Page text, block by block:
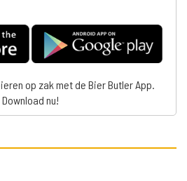
op zak met de Bier Butler App.
Download nu!